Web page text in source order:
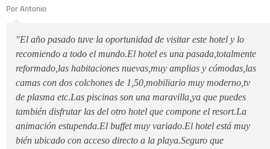
Por Antonio
"El año pasado tuve la oportunidad de visitar este hotel y lo
recomiendo a todo el mundo.El hotel es una pasada,totalmente
reformado,las habitaciones nuevas,muy amplias y cómodas,las
camas con dos colchones de 1,50,mobiliario muy moderno,tv
de plasma etc.Las piscinas son una maravilla,ya que puedes
también disfrutar las del otro hotel que compone el resort.La
animación estupenda.El buffet muy variado.El hotel está muy
bién ubicado con acceso directo a la playa.Seguro que